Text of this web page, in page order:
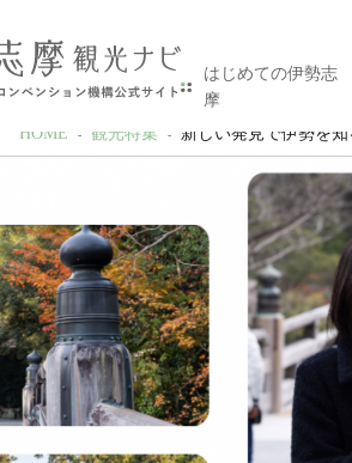
はじめての伊勢志
摩
HOME
観光特集 新しい発見で伊勢を